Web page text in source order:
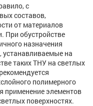
с
составов,
от материалов
При обустройстве
назначения
устанавливаемые на
таких ТНУ на светлых
полимерного
применение элементов
поверхностях.